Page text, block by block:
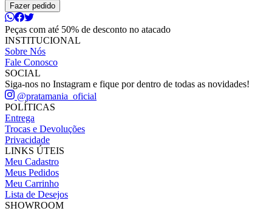
Fazer pedido
Peças com até 50% de desconto no atacado
INSTITUCIONAL
Sobre Nós
Fale Conosco
SOCIAL
Siga-nos no Instagram e fique por dentro de todas as novidades!
@pratamania_oficial
POLÍTICAS
Entrega
Trocas e Devoluções
Privacidade
LINKS ÚTEIS
Meu Cadastro
Meus Pedidos
Meu Carrinho
Lista de Desejos
SHOWROOM